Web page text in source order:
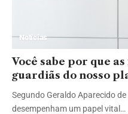
Notícias
Você sabe por que
guardiãs do nosso
Segundo Geraldo Aparecido
desempenham um papel vital…